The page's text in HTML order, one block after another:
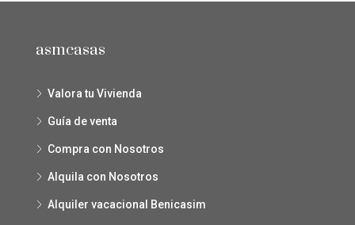
asmcasas
Valora tu Vivienda
Guía de venta
Compra con Nosotros
Alquila con Nosotros
Alquiler vacacional Benicasim